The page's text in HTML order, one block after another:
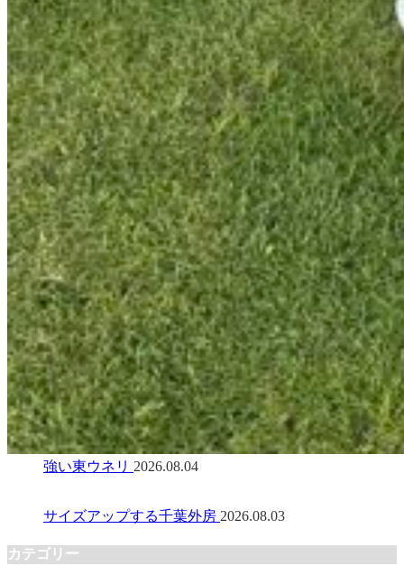
強い東ウネリ 2026.08.04
サイズアップする千葉外房 2026.08.03
カテゴリー